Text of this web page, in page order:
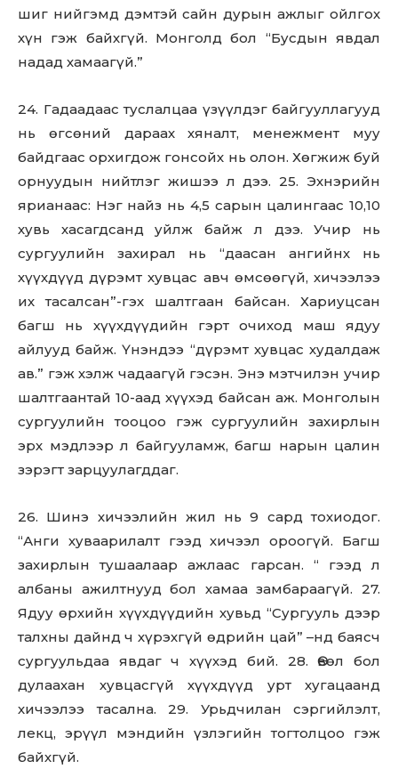
шиг нийгэмд дэмтэй сайн дурын ажлыг ойлгох
хүн гэж байхгүй. Монголд бол “Бусдын явдал
надад хамаагүй.”
24. Гадаадаас туслалцаа үзүүлдэг байгууллагууд
нь өгсөний дараах хяналт, менежмент муу
байдгаас орхигдож гонсойх нь олон. Хөгжиж буй
орнуудын нийтлэг жишээ л дээ. 25. Эхнэрийн
ярианаас: Нэг найз нь 4,5 сарын цалингаас 10,10
хувь хасагдсанд уйлж байж л дээ. Учир нь
сургуулийн захирал нь “даасан ангийнх нь
хүүхдүүд дүрэмт хувцас авч өмсөөгүй, хичээлээ
их тасалсан”-гэх шалтгаан байсан. Хариуцсан
багш нь хүүхдүүдийн гэрт очиход маш ядуу
айлууд байж. Үнэндээ “дүрэмт хувцас худалдаж
ав.” гэж хэлж чадаагүй гэсэн. Энэ мэтчилэн учир
шалтгаантай 10-аад хүүхэд байсан аж. Монголын
сургуулийн тооцоо гэж сургуулийн захирлын
эрх мэдлээр л байгууламж, багш нарын цалин
зэрэгт зарцуулагддаг.
26. Шинэ хичээлийн жил нь 9 сард тохиодог.
“Анги хуваарилалт гээд хичээл ороогүй. Багш
захирлын тушаалаар ажлаас гарсан. “ гээд л
албаны ажилтнууд бол хамаа замбараагүй. 27.
Ядуу өрхийн хүүхдүүдийн хувьд “Сургууль дээр
талхны дайнд ч хүрэхгүй өдрийн цай” –нд баясч
сургуульдаа явдаг ч хүүхэд бий. 28. Өвөл бол
дулаахан хувцасгүй хүүхдүүд урт хугацаанд
хичээлээ тасална. 29. Урьдчилан сэргийлэлт,
лекц, эрүүл мэндийн үзлэгийн тогтолцоо гэж
байхгүй.